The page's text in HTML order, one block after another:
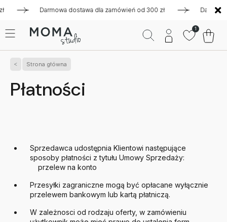
Darmowa dostawa dla zamówień od 300 zł Darmowa
1
Strona główna
Płatności
Sprzedawca udostępnia Klientowi następujące
sposoby płatności z tytułu Umowy Sprzedaży:
przelew na konto
Przesyłki zagraniczne mogą być opłacane wyłącznie
przelewem bankowym lub kartą płatniczą.
W zależnosci od rodzaju oferty, w zamówieniu